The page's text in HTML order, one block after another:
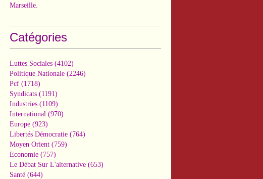
Marseille.
Catégories
Luttes Sociales (4102)
Politique Nationale (2246)
Pcf (1718)
Syndicats (1191)
Industries (1109)
International (970)
Europe (923)
Libertés Démocratie (764)
Moyen Orient (759)
Economie (757)
Le Débat Sur L'alternative (653)
Santé (644)